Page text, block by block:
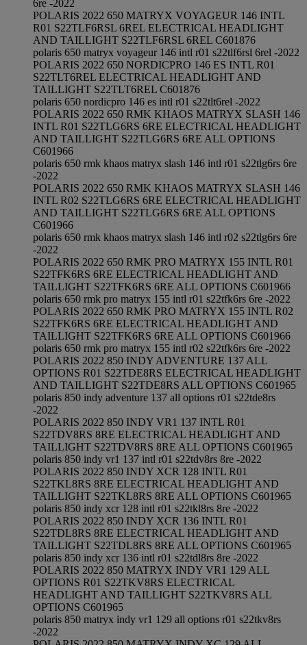
6re -2022
POLARIS 2022 650 MATRYX VOYAGEUR 146 INTL
R01 S22TLF6RSL 6REL ELECTRICAL HEADLIGHT
AND TAILLIGHT S22TLF6RSL 6REL C601876
polaris 650 matryx voyageur 146 intl r01 s22tlf6rsl 6rel -2022
POLARIS 2022 650 NORDICPRO 146 ES INTL R01
S22TLT6REL ELECTRICAL HEADLIGHT AND
TAILLIGHT S22TLT6REL C601876
polaris 650 nordicpro 146 es intl r01 s22tlt6rel -2022
POLARIS 2022 650 RMK KHAOS MATRYX SLASH 146
INTL R01 S22TLG6RS 6RE ELECTRICAL HEADLIGHT
AND TAILLIGHT S22TLG6RS 6RE ALL OPTIONS
C601966
polaris 650 rmk khaos matryx slash 146 intl r01 s22tlg6rs 6re
-2022
POLARIS 2022 650 RMK KHAOS MATRYX SLASH 146
INTL R02 S22TLG6RS 6RE ELECTRICAL HEADLIGHT
AND TAILLIGHT S22TLG6RS 6RE ALL OPTIONS
C601966
polaris 650 rmk khaos matryx slash 146 intl r02 s22tlg6rs 6re
-2022
POLARIS 2022 650 RMK PRO MATRYX 155 INTL R01
S22TFK6RS 6RE ELECTRICAL HEADLIGHT AND
TAILLIGHT S22TFK6RS 6RE ALL OPTIONS C601966
polaris 650 rmk pro matryx 155 intl r01 s22tfk6rs 6re -2022
POLARIS 2022 650 RMK PRO MATRYX 155 INTL R02
S22TFK6RS 6RE ELECTRICAL HEADLIGHT AND
TAILLIGHT S22TFK6RS 6RE ALL OPTIONS C601966
polaris 650 rmk pro matryx 155 intl r02 s22tfk6rs 6re -2022
POLARIS 2022 850 INDY ADVENTURE 137 ALL
OPTIONS R01 S22TDE8RS ELECTRICAL HEADLIGHT
AND TAILLIGHT S22TDE8RS ALL OPTIONS C601965
polaris 850 indy adventure 137 all options r01 s22tde8rs
-2022
POLARIS 2022 850 INDY VR1 137 INTL R01
S22TDV8RS 8RE ELECTRICAL HEADLIGHT AND
TAILLIGHT S22TDV8RS 8RE ALL OPTIONS C601965
polaris 850 indy vr1 137 intl r01 s22tdv8rs 8re -2022
POLARIS 2022 850 INDY XCR 128 INTL R01
S22TKL8RS 8RE ELECTRICAL HEADLIGHT AND
TAILLIGHT S22TKL8RS 8RE ALL OPTIONS C601965
polaris 850 indy xcr 128 intl r01 s22tkl8rs 8re -2022
POLARIS 2022 850 INDY XCR 136 INTL R01
S22TDL8RS 8RE ELECTRICAL HEADLIGHT AND
TAILLIGHT S22TDL8RS 8RE ALL OPTIONS C601965
polaris 850 indy xcr 136 intl r01 s22tdl8rs 8re -2022
POLARIS 2022 850 MATRYX INDY VR1 129 ALL
OPTIONS R01 S22TKV8RS ELECTRICAL
HEADLIGHT AND TAILLIGHT S22TKV8RS ALL
OPTIONS C601965
polaris 850 matryx indy vr1 129 all options r01 s22tkv8rs
-2022